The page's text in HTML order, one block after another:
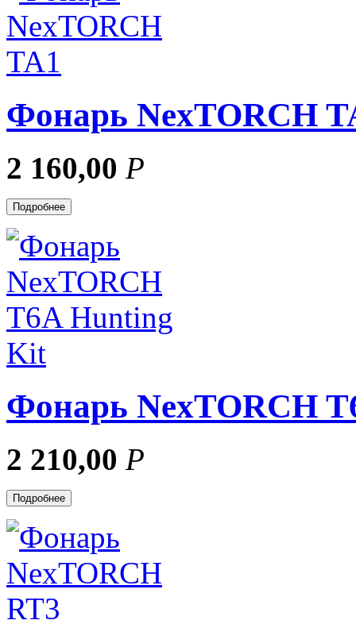
Фонарь NexTORCH
2 160,00 Р
Подробнее
Фонарь NexTORCH
2 210,00 Р
Подробнее